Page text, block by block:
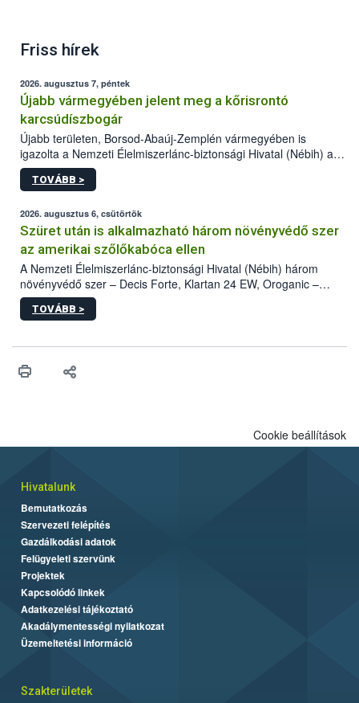
Friss hírek
2026. augusztus 7, péntek
Újabb vármegyében jelent meg a kőrisrontó
karcsúdíszbogár
Újabb területen, Borsod-Abaúj-Zemplén vármegyében is
igazolta a Nemzeti Élelmiszerlánc-biztonsági Hivatal (Nébih) a
kőrisrontó karcsúdíszbogár (Agrilus planipennis) jelenlétét. A
kártevőt nem csak színcsapdában találták meg, de már fertőzött
az intenzív felderítést, emellett az intézkedéseket a szlovák
hatósággal is összehangolják a terjedés megállítása érdekében.
TOVÁBB >
2026. augusztus 6, csütörtök
Szüret után is alkalmazható három növényvédő szer
az amerikai szőlőkabóca ellen
A Nemzeti Élelmiszerlánc-biztonsági Hivatal (Nébih) három
növényvédő szer – Decis Forte, Klartan 24 EW, Oroganic –
engedélyokiratát módosította, így azok a szüretet követően,
egészen a vesszőérettség (BBCH 91) stádiumáig
érésű szőlőkben is legyen lehetőség a károsító elleni további
felhasználók számára is elérhető és ökológiai termesztésben is
TOVÁBB >
Cookie beállítások
Hivatalunk
Bemutatkozás
Szervezeti felépítés
Gazdálkodási adatok
Felügyeleti szervünk
Projektek
Kapcsolódó linkek
Adatkezelési tájékoztató
Akadálymentességi nyilatkozat
Üzemeltetési információ
Szakterületek